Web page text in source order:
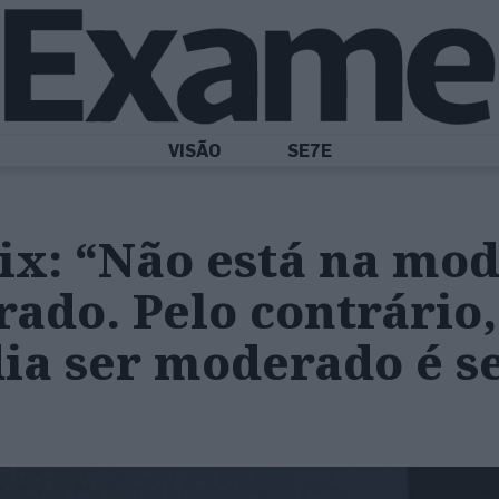
VISÃO SE7E
“Não está na
Pelo contrário,
ser moderado é